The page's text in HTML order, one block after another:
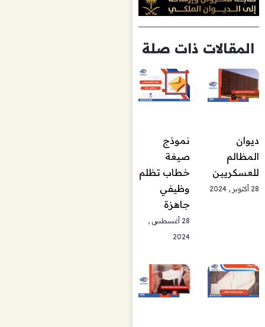
المقالات ذات صلة
ديوان
المظالم
للعسكريين
28 أكتوبر , 2024
نموذج
صيغة
خطاب تظلم
وظيفي
جاهزة
28 أغسطس ,
2024